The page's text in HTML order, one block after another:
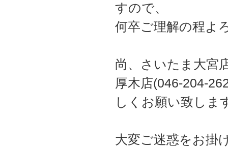
すので、
何卒ご理解の程よ
尚、さいたま大宮
厚木店(046-204-
しくお願い致しま
大変ご迷惑をお掛